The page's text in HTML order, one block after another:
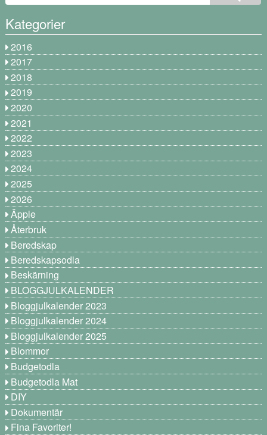
Kategorier
2016
2017
2018
2019
2020
2021
2022
2023
2024
2025
2026
Äpple
Återbruk
Beredskap
Beredskapsodla
Beskärning
BLOGGJULKALENDER
Bloggjulkalender 2023
Bloggjulkalender 2024
Bloggjulkalender 2025
Blommor
Budgetodla
Budgetodla Mat
DIY
Dokumentär
Fina Favoriter!